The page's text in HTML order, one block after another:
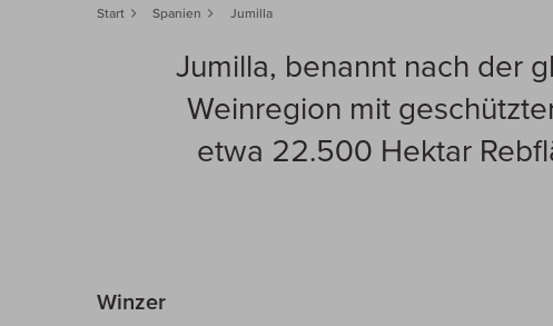
Start Spanien Jumilla
Jumilla, benannt nach der
Weinregion mit
etwa 22.500 Hektar
Winzer